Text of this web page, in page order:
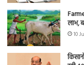
लाभ,
10